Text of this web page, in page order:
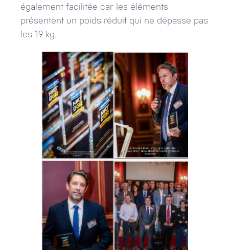
également facilitée car les éléments
présentent un poids réduit qui ne dépasse pas
les 19 kg.